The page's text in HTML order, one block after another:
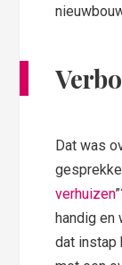
Dat was
verhuizen
handig
dat instap